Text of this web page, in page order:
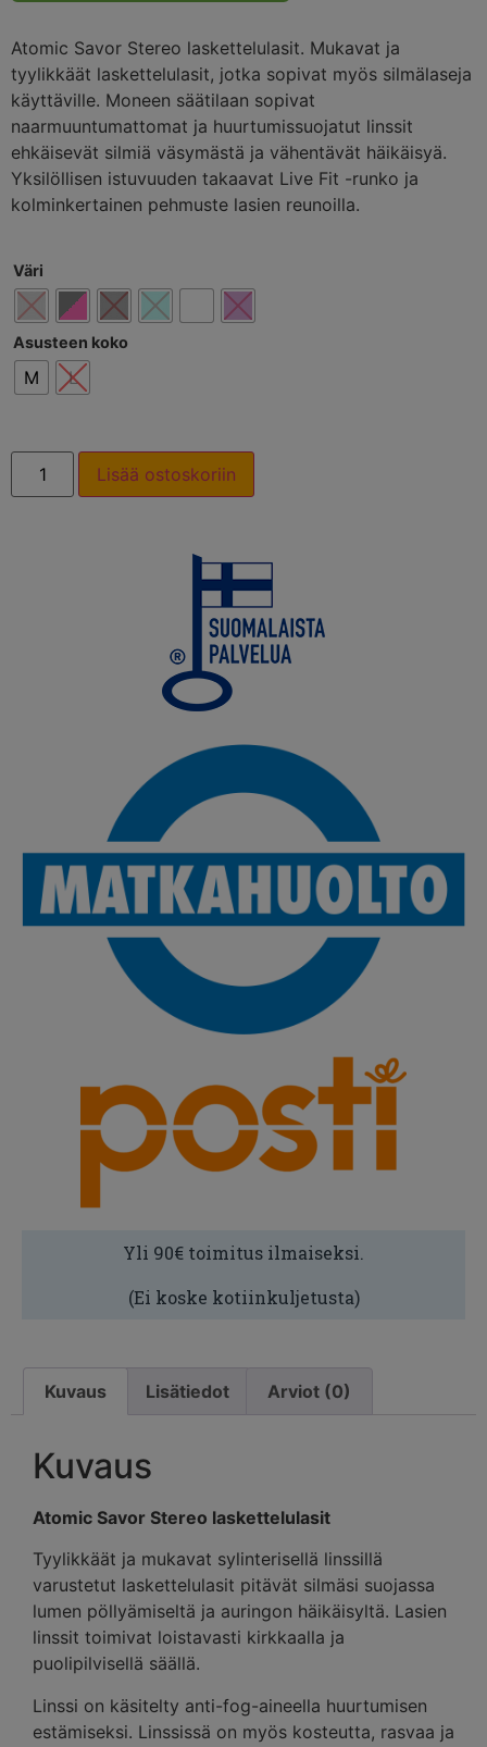
Atomic Savor Stereo laskettelulasit. Mukavat ja
tyylikkäät laskettelulasit, jotka sopivat myös silmälaseja
käyttäville. Moneen säätilaan sopivat
naarmuuntumattomat ja huurtumissuojatut linssit
ehkäisevät silmiä väsymästä ja vähentävät häikäisyä.
Yksilöllisen istuvuuden takaavat Live Fit -runko ja
kolminkertainen pehmuste lasien reunoilla.
Väri
Asusteen koko
M L
Lisää ostoskoriin
Yli 90€ toimitus ilmaiseksi.
(Ei koske kotiinkuljetusta)
Kuvaus Lisätiedot Arviot (0)
Kuvaus
Atomic Savor Stereo laskettelulasit
Tyylikkäät ja mukavat sylinterisellä linssillä
varustetut laskettelulasit pitävät silmäsi suojassa
lumen pöllyämiseltä ja auringon häikäisyltä. Lasien
linssit toimivat loistavasti kirkkaalla ja
puolipilvisellä säällä.
Linssi on käsitelty anti-fog-aineella huurtumisen
estämiseksi. Linssissä on myös kosteutta, rasvaa ja